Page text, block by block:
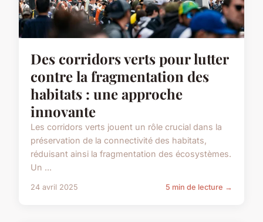
Des corridors verts pour lutter
contre la fragmentation des
habitats : une approche
innovante
Les corridors verts jouent un rôle crucial dans la
préservation de la connectivité des habitats,
réduisant ainsi la fragmentation des écosystèmes.
Un ...
24 avril 2025 5 min de lecture →